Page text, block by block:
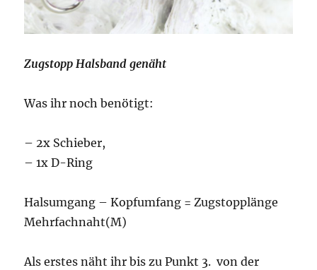
Zugstopp Halsband genäht
Was ihr noch benötigt:
– 2x Schieber,
– 1x D-Ring
Halsumgang – Kopfumfang = Zugstopplänge
Mehrfachnaht(M)
Als erstes näht ihr bis zu Punkt 3. von der